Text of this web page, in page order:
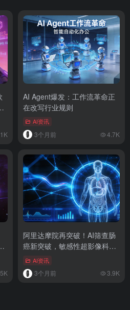
AI Agent爆发：工作流革命正
在改写行业规则
AI资讯
3个月前 4.7K
阿里达摩院再突破！AI筛查肠
癌新突破，敏感性超影像科医
生20%
AI资讯
3个月前 3.9K